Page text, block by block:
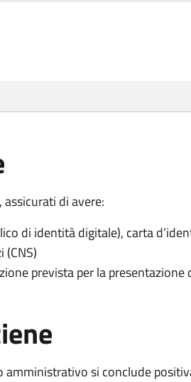
assicurati di avere:
di identità digitale), carta
(CNS)
prevista per la presentazione
amministrativo si conclude